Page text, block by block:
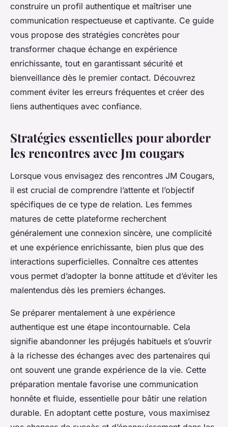
construire un profil authentique et maîtriser une
communication respectueuse et captivante. Ce guide
vous propose des stratégies concrètes pour
transformer chaque échange en expérience
enrichissante, tout en garantissant sécurité et
bienveillance dès le premier contact. Découvrez
comment éviter les erreurs fréquentes et créer des
liens authentiques avec confiance.
Stratégies essentielles pour aborder
les rencontres avec Jm cougars
Lorsque vous envisagez des rencontres JM Cougars,
il est crucial de comprendre l’attente et l’objectif
spécifiques de ce type de relation. Les femmes
matures de cette plateforme recherchent
généralement une connexion sincère, une complicité
et une expérience enrichissante, bien plus que des
interactions superficielles. Connaître ces attentes
vous permet d’adopter la bonne attitude et d’éviter les
malentendus dès les premiers échanges.
Se préparer mentalement à une expérience
authentique est une étape incontournable. Cela
signifie abandonner les préjugés habituels et s’ouvrir
à la richesse des échanges avec des partenaires qui
ont souvent une grande expérience de la vie. Cette
préparation mentale favorise une communication
honnête et fluide, essentielle pour bâtir une relation
durable. En adoptant cette posture, vous maximisez